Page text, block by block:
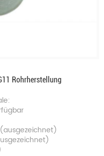
Rohrherstellung